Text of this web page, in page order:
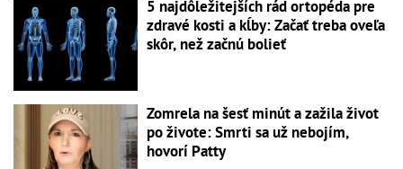
5 najdôležitejších rád ortopéda pre
zdravé kosti a kĺby: Začať treba oveľa
skôr, než začnú bolieť
Zomrela na šesť minút a zažila život
po živote: Smrti sa už nebojím,
hovorí Patty